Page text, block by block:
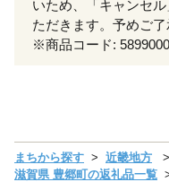
いため、「キャンセ
ただきます。予めご了
※商品コード:
まちから探す 近畿地方
滋賀県 豊郷町の返礼品一覧